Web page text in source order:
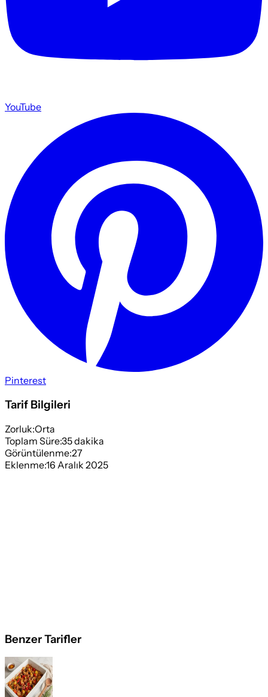
YouTube
Pinterest
Tarif Bilgileri
Zorluk:Orta
Toplam Süre:35dakika
Görüntülenme:27
Eklenme:16 Aralık 2025
Benzer Tarifler